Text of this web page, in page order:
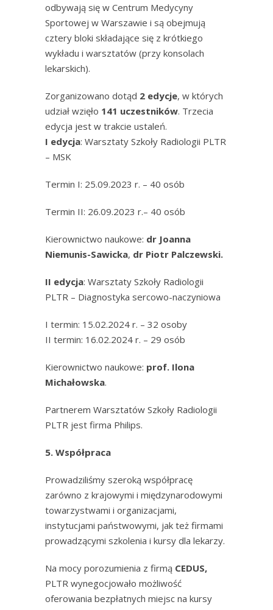
odbywają się w Centrum Medycyny
Sportowej w Warszawie i są obejmują
cztery bloki składające się z krótkiego
wykładu i warsztatów (przy konsolach
lekarskich).
Zorganizowano dotąd 2 edycje, w których
udział wzięło 141 uczestników. Trzecia
edycja jest w trakcie ustaleń.
I edycja: Warsztaty Szkoły Radiologii PLTR
– MSK
Termin I: 25.09.2023 r. – 40 osób
Termin II: 26.09.2023 r.– 40 osób
Kierownictwo naukowe: dr Joanna
Niemunis-Sawicka, dr Piotr Palczewski.
II edycja: Warsztaty Szkoły Radiologii
PLTR – Diagnostyka sercowo-naczyniowa
I termin: 15.02.2024 r. – 32 osoby
II termin: 16.02.2024 r. – 29 osób
Kierownictwo naukowe: prof. Ilona
Michałowska.
Partnerem Warsztatów Szkoły Radiologii
PLTR jest firma Philips.
5. Współpraca
Prowadziliśmy szeroką współpracę
zarówno z krajowymi i międzynarodowymi
towarzystwami i organizacjami,
instytucjami państwowymi, jak też firmami
prowadzącymi szkolenia i kursy dla lekarzy.
Na mocy porozumienia z firmą CEDUS,
PLTR wynegocjowało możliwość
oferowania bezpłatnych miejsc na kursy